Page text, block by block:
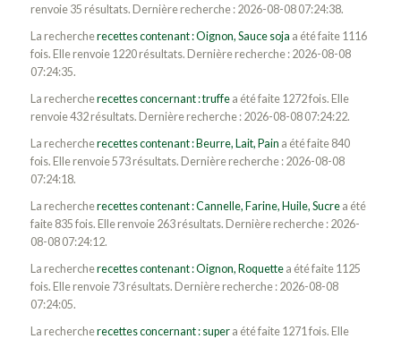
renvoie 35 résultats. Dernière recherche : 2026-08-08 07:24:38.
La rechercherecettes contenant : Oignon, Sauce soja a été faite 1116
fois. Elle renvoie 1220 résultats. Dernière recherche : 2026-08-08
07:24:35.
La rechercherecettes concernant : truffea été faite 1272 fois. Elle
renvoie 432 résultats. Dernière recherche : 2026-08-08 07:24:22.
La rechercherecettes contenant : Beurre, Lait, Pain a été faite 840
fois. Elle renvoie 573 résultats. Dernière recherche : 2026-08-08
07:24:18.
La rechercherecettes contenant : Cannelle, Farine, Huile, Sucrea été
faite 835 fois. Elle renvoie 263 résultats. Dernière recherche : 2026-
08-08 07:24:12.
La rechercherecettes contenant : Oignon, Roquettea été faite 1125
fois. Elle renvoie 73 résultats. Dernière recherche : 2026-08-08
07:24:05.
La rechercherecettes concernant : supera été faite 1271 fois. Elle